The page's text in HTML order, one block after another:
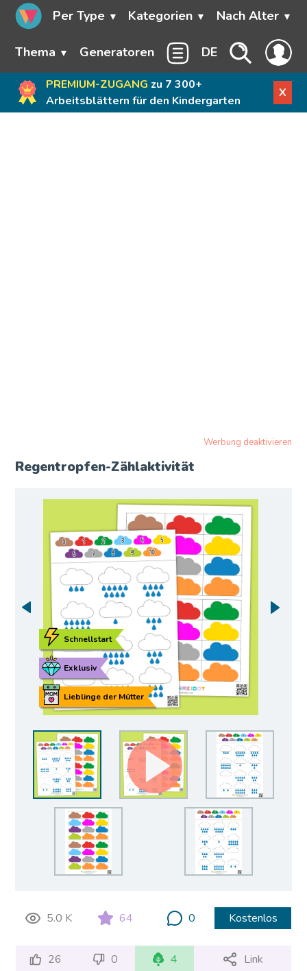
Per Type Kategorien Nach Alter
Thema Generatoren DE
PREMIUM-ZUGANG zu 7 300+
Arbeitsblättern für den Kindergarten
X
Werbung deaktivieren
Regentropfen-Zählaktivität
Lieblinge der Mütter
Exklusiv
Schnellstart
5.0 K 64 0 Kostenlos
26 0 4 Link